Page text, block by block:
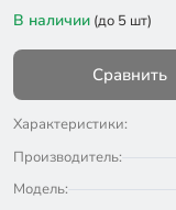
В наличии (до 5 шт)
Сравнить
Характеристики:
Производитель:
Модель: